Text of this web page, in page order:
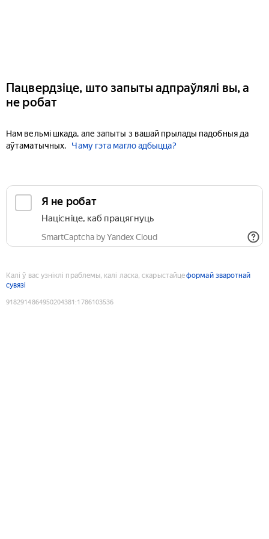
Пацвердзіце, што запыты адпраўлялі вы, а
не робат
Нам вельмі шкада, але запыты з вашай прылады падобныя да
аўтаматычных.
Чаму гэта магло адбыцца?
Я не робат
Націсніце, каб працягнуць
SmartCaptcha by Yandex Cloud
Калі ў вас узніклі праблемы, калі ласка, скарыстайцеформай зваротнай
сувязі
9182914864950204381 :1786103536